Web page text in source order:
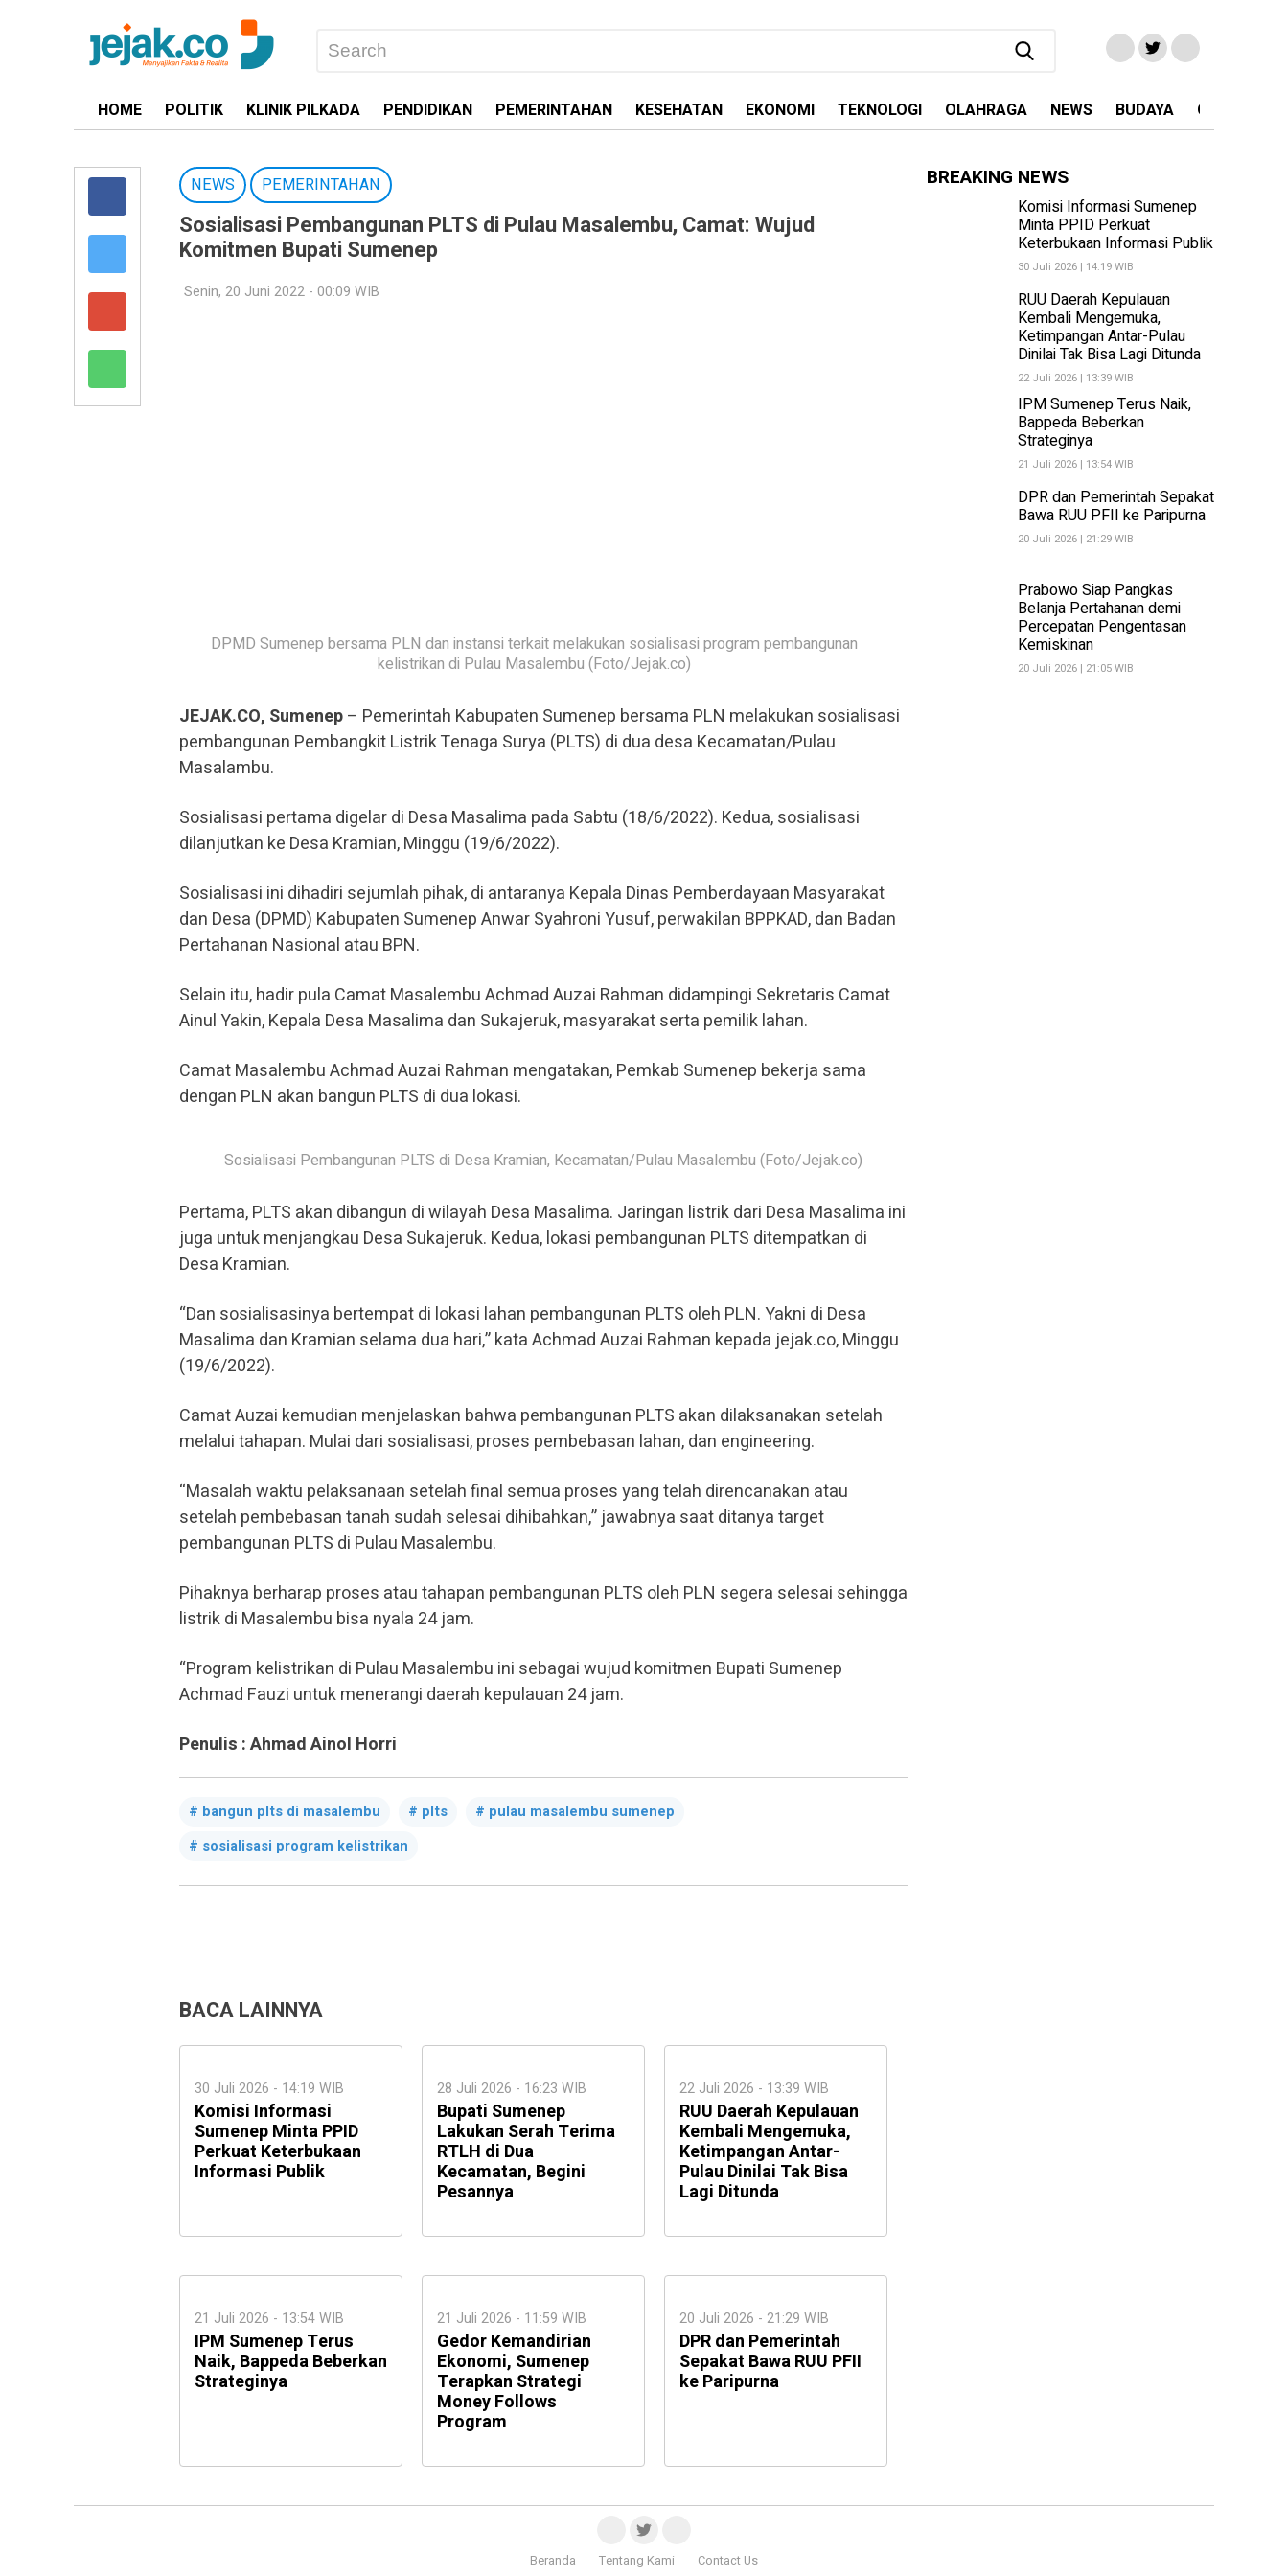
HOME POLITIK KLINIK PILKADA PENDIDIKAN PEMERINTAHAN KESEHATAN EKONOMI TEKNOLOGI OLAHRAGA NEWS BUDAYA OPINI
NEWS PEMERINTAHAN
Sosialisasi Pembangunan PLTS di Pulau Masalembu, Camat: Wujud
Komitmen Bupati Sumenep
Senin, 20 Juni 2022 - 00:09 WIB
DPMD Sumenep bersama PLN dan instansi terkait melakukan sosialisasi program pembangunan
kelistrikan di Pulau Masalembu (Foto/Jejak.co)
JEJAK.CO, Sumenep– Pemerintah Kabupaten Sumenep bersama PLN melakukan sosialisasi
pembangunan Pembangkit Listrik Tenaga Surya (PLTS) di dua desa Kecamatan/Pulau
Masalambu.
Sosialisasi pertama digelar di Desa Masalima pada Sabtu (18/6/2022). Kedua, sosialisasi
dilanjutkan ke Desa Kramian, Minggu (19/6/2022).
Sosialisasi ini dihadiri sejumlah pihak, di antaranya Kepala Dinas Pemberdayaan Masyarakat
dan Desa (DPMD) Kabupaten Sumenep Anwar Syahroni Yusuf, perwakilan BPPKAD, dan Badan
Pertahanan Nasional atau BPN.
Selain itu, hadir pula Camat Masalembu Achmad Auzai Rahman didampingi Sekretaris Camat
Ainul Yakin, Kepala Desa Masalima dan Sukajeruk, masyarakat serta pemilik lahan.
Camat Masalembu Achmad Auzai Rahman mengatakan, Pemkab Sumenep bekerja sama
dengan PLN akan bangun PLTS di dua lokasi.
Sosialisasi Pembangunan PLTS di Desa Kramian, Kecamatan/Pulau Masalembu (Foto/Jejak.co)
Pertama, PLTS akan dibangun di wilayah Desa Masalima. Jaringan listrik dari Desa Masalima ini
juga untuk menjangkau Desa Sukajeruk. Kedua, lokasi pembangunan PLTS ditempatkan di
Desa Kramian.
“Dan sosialisasinya bertempat di lokasi lahan pembangunan PLTS oleh PLN. Yakni di Desa
Masalima dan Kramian selama dua hari,” kata Achmad Auzai Rahman kepada jejak.co, Minggu
(19/6/2022).
Camat Auzai kemudian menjelaskan bahwa pembangunan PLTS akan dilaksanakan setelah
melalui tahapan. Mulai dari sosialisasi, proses pembebasan lahan, dan engineering.
“Masalah waktu pelaksanaan setelah final semua proses yang telah direncanakan atau
setelah pembebasan tanah sudah selesai dihibahkan,” jawabnya saat ditanya target
pembangunan PLTS di Pulau Masalembu.
Pihaknya berharap proses atau tahapan pembangunan PLTS oleh PLN segera selesai sehingga
listrik di Masalembu bisa nyala 24 jam.
“Program kelistrikan di Pulau Masalembu ini sebagai wujud komitmen Bupati Sumenep
Achmad Fauzi untuk menerangi daerah kepulauan 24 jam.
Penulis : Ahmad Ainol Horri
bangun plts di masalembu plts
pulau masalembu sumenep
sosialisasi program kelistrikan
BACA LAINNYA
30 Juli 2026 - 14:19 WIB
Komisi Informasi
Sumenep Minta PPID
Perkuat Keterbukaan
Informasi Publik
28 Juli 2026 - 16:23 WIB
Bupati Sumenep
Lakukan Serah Terima
RTLH di Dua
Kecamatan, Begini
Pesannya
22 Juli 2026 - 13:39 WIB
RUU Daerah Kepulauan
Kembali Mengemuka,
Ketimpangan Antar-
Pulau Dinilai Tak Bisa
Lagi Ditunda
21 Juli 2026 - 13:54 WIB
IPM Sumenep Terus
Naik, Bappeda Beberkan
Strateginya
21 Juli 2026 - 11:59 WIB
Gedor Kemandirian
Ekonomi, Sumenep
Terapkan Strategi
Money Follows
Program
20 Juli 2026 - 21:29 WIB
DPR dan Pemerintah
Sepakat Bawa RUU PFII
ke Paripurna
BREAKING NEWS
Komisi Informasi Sumenep
Minta PPID Perkuat
Keterbukaan Informasi Publik
30 Juli 2026 | 14:19 WIB
RUU Daerah Kepulauan
Kembali Mengemuka,
Ketimpangan Antar-Pulau
Dinilai Tak Bisa Lagi Ditunda
22 Juli 2026 | 13:39 WIB
IPM Sumenep Terus Naik,
Bappeda Beberkan
Strateginya
21 Juli 2026 | 13:54 WIB
DPR dan Pemerintah Sepakat
Bawa RUU PFII ke Paripurna
20 Juli 2026 | 21:29 WIB
Prabowo Siap Pangkas
Belanja Pertahanan demi
Percepatan Pengentasan
Kemiskinan
20 Juli 2026 | 21:05 WIB
Beranda Tentang Kami Contact Us